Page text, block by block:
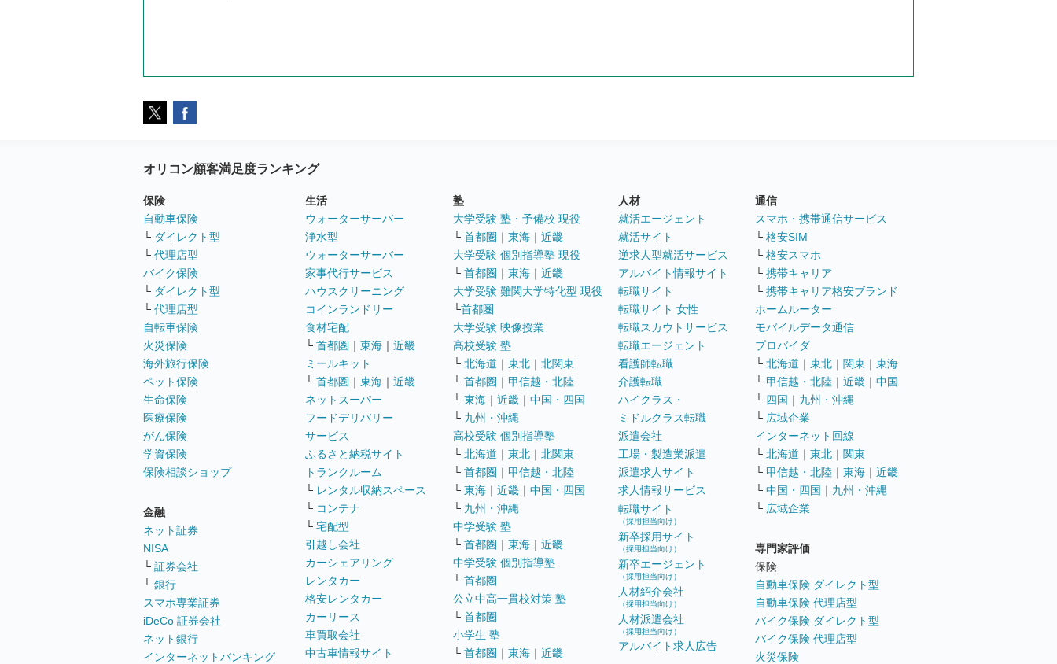
オリコン顧客満足度ランキング
保険
自動車保険
└ ダイレクト型
└ 代理店型
バイク保険
└ ダイレクト型
└ 代理店型
自転車保険
火災保険
海外旅行保険
ペット保険
生命保険
医療保険
がん保険
学資保険
保険相談ショップ
金融
ネット証券
NISA
└ 証券会社
└ 銀行
スマホ専業証券
iDeCo 証券会社
ネット銀行
インターネットバンキング
生活
ウォーターサーバー
浄水型
ウォーターサーバー
家事代行サービス
ハウスクリーニング
コインランドリー
食材宅配
└ 首都圏 ｜ 東海 ｜ 近畿
ミールキット
└ 首都圏 ｜ 東海 ｜ 近畿
ネットスーパー
フードデリバリー
サービス
ふるさと納税サイト
トランクルーム
└ レンタル収納スペース
└ コンテナ
└ 宅配型
引越し会社
カーシェアリング
レンタカー
格安レンタカー
カーリース
車買取会社
中古車情報サイト
塾
大学受験 塾・予備校 現役
└ 首都圏 ｜ 東海 ｜ 近畿
大学受験 個別指導塾 現役
└ 首都圏 ｜ 東海 ｜ 近畿
大学受験 難関大学特化型 現役
└首都圏
大学受験 映像授業
高校受験 塾
└ 北海道 ｜ 東北 ｜ 北関東
└ 首都圏 ｜ 甲信越・北陸
└ 東海 ｜ 近畿 ｜ 中国・四国
└ 九州・沖縄
高校受験 個別指導塾
└ 北海道 ｜ 東北 ｜ 北関東
└ 首都圏 ｜ 甲信越・北陸
└ 東海 ｜ 近畿 ｜ 中国・四国
└ 九州・沖縄
中学受験 塾
└ 首都圏 ｜ 東海 ｜ 近畿
中学受験 個別指導塾
└ 首都圏
公立中高一貫校対策 塾
└ 首都圏
小学生 塾
└ 首都圏 ｜ 東海 ｜ 近畿
人材
就活エージェント
就活サイト
逆求人型就活サービス
アルバイト情報サイト
転職サイト
転職サイト 女性
転職スカウトサービス
転職エージェント
看護師転職
介護転職
ハイクラス・
ミドルクラス転職
派遣会社
工場・製造業派遣
派遣求人サイト
求人情報サービス
転職サイト
（採用担当向け）
新卒採用サイト
（採用担当向け）
新卒エージェント
（採用担当向け）
人材紹介会社
（採用担当向け）
人材派遣会社
（採用担当向け）
アルバイト求人広告
通信
スマホ・携帯通信サービス
└ 格安SIM
└ 格安スマホ
└ 携帯キャリア
└ 携帯キャリア格安ブランド
ホームルーター
モバイルデータ通信
プロバイダ
└ 北海道 ｜ 東北 ｜ 関東 ｜ 東海
└ 甲信越・北陸 ｜ 近畿 ｜ 中国
└ 四国 ｜ 九州・沖縄
└ 広域企業
インターネット回線
└ 北海道 ｜ 東北 ｜ 関東
└ 甲信越・北陸 ｜ 東海 ｜ 近畿
└ 中国・四国 ｜ 九州・沖縄
└ 広域企業
専門家評価
保険
自動車保険 ダイレクト型
自動車保険 代理店型
バイク保険 ダイレクト型
バイク保険 代理店型
火災保険